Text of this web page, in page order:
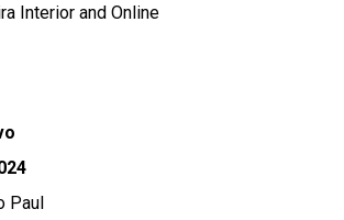
Interior and Online
Paul